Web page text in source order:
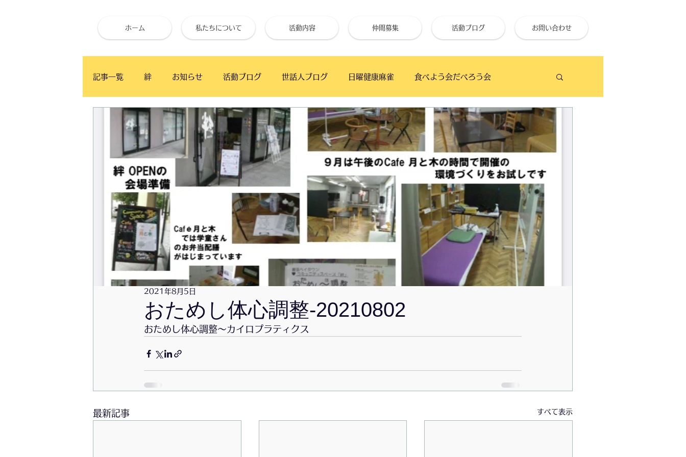
ホーム 私たちについて 活動内容 仲間募集 活動ブログ お問い合わせ
記事一覧 絆 お知らせ 活動ブログ 世話人ブログ 日曜健康麻雀 食べよう会だべろう会
ベイタウン イングリッシュ・カフェ 手仕事クラブ ベイタウンかふぇ 幕張の浜 ビーチクリーン
かふぇ月と木 食事と健康 高齢者と初心者のためのギター教室 月の夜BAR うたせ終活大学
お試し体心調整 ベイタウン朝市 ワイガヤ会 朝日新聞厚生文化事業団 「絆」でのイベント予定
ダイヤモンド富士ツアー お抹茶Cafeゆきのわ 紙巻アート 無題のカテゴリー SDGsおやさいバル絆版
千葉ロッテマリーンズを応援しよう@幕張ベイタウン「絆」 月の灯 商店街の行事 講演会 書籍
おためし体心調整-20210802
2021年8月5日
おためし体心調整〜カイロプラティクス
最新記事 すべて表示